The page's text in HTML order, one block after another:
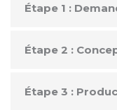
Étape 1 :
Étape 2 :
Étape 3 :